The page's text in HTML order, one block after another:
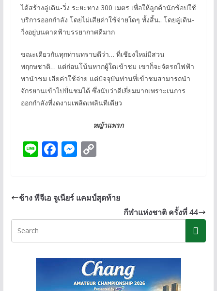
ได้สร้างลู่เดิน-วิ่ง ระยะทาง 300 เมตร เพื่อให้ลูกค้านักช้อปใช้
บริการออกกำลัง โดยไม่เสียค่าใช้จ่ายใดๆ ทั้งสิ้น.. โดยลู่เดิน-
วิ่งอยู่บนดาดฟ้าบรรยากาศดีมาก
ขณะเดียวกันทุกท่านทราบดีว่า… ที่เชียงใหม่มีสวน
พฤกษชาติ… แต่ก่อนโน้นหากผู้ใดเข้าชม เขาก็จะจัดรถไฟฟ้า
พานำชม เสียค่าใช้จ่าย แต่ปัจจุบันท่านที่เข้าชมสามารถนำ
จักรยานเข้าไปปั่นชมได้ ซึ่งนับว่าดีเยี่ยมมากเพราะเนการ
ออกกำลังที่งดงามเพลิดเพลินทีเดียว
หญ้าแพรก
Li F
b
o
k
M
e
g
er
C
y
n
k
ช้าง พีจีเอ จูเนียร์ แคมป์สุดท้าย
กีฬาแห่งชาติ ครั้งที่ 44